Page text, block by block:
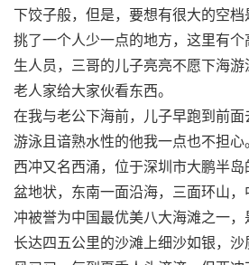
下饺子般，但是，要想有很大的空
挑了一个人少一点的地方，这里有
生人员，三哥的儿子亮亮不愿下海
老人家给大家伙看东西。
在我与老公下海前，儿子早跑到前
游泳且谙熟水性的他我一点也不担心。
西冲又名西涌，位于深圳市大鹏半
盆地状，东南一面沿海，三面环山
冲被誉为中国最优美八大海滩之一，
长达四五公里的沙滩上细沙如银，